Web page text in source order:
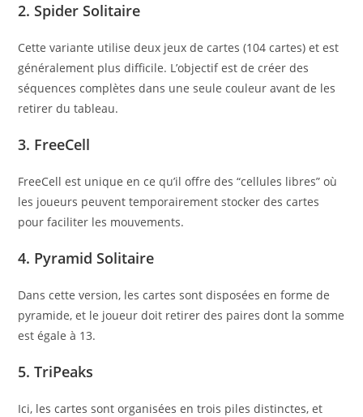
2. Spider Solitaire
Cette variante utilise deux jeux de cartes (104 cartes) et est
généralement plus difficile. L’objectif est de créer des
séquences complètes dans une seule couleur avant de les
retirer du tableau.
3. FreeCell
FreeCell est unique en ce qu’il offre des “cellules libres” où
les joueurs peuvent temporairement stocker des cartes
pour faciliter les mouvements.
4. Pyramid Solitaire
Dans cette version, les cartes sont disposées en forme de
pyramide, et le joueur doit retirer des paires dont la somme
est égale à 13.
5. TriPeaks
Ici, les cartes sont organisées en trois piles distinctes, et